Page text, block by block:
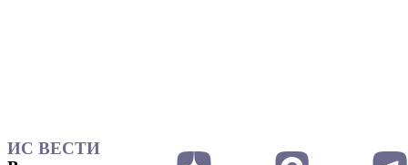
ИС ВЕСТИ